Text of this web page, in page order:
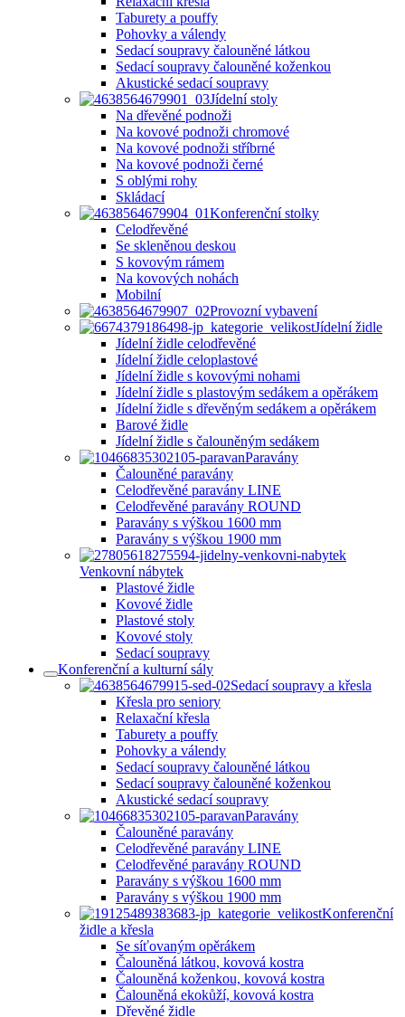
Taburety a pouffy
Pohovky a válendy
Sedací soupravy čalouněné látkou
Sedací soupravy čalouněné koženkou
Akustické sedací soupravy
Jídelní stoly
Na dřevěné podnoži
Na kovové podnoži chromové
Na kovové podnoži stříbrné
Na kovové podnoži černé
S oblými rohy
Skládací
Konferenční stolky
Celodřevěné
Se skleněnou deskou
S kovovým rámem
Na kovových nohách
Mobilní
Provozní vybavení
Jídelní židle
Jídelní židle celodřevěné
Jídelní židle celoplastové
Jídelní židle s kovovými nohami
Jídelní židle s plastovým sedákem a opěrákem
Jídelní židle s dřevěným sedákem a opěrákem
Barové židle
Jídelní židle s čalouněným sedákem
Paravány
Čalouněné paravány
Celodřevěné paravány LINE
Celodřevěné paravány ROUND
Paravány s výškou 1600 mm
Paravány s výškou 1900 mm
Venkovní nábytek
Plastové židle
Kovové židle
Plastové stoly
Kovové stoly
Sedací soupravy
Konferenční a kulturní sály
Sedací soupravy a křesla
Křesla pro seniory
Relaxační křesla
Taburety a pouffy
Pohovky a válendy
Sedací soupravy čalouněné látkou
Sedací soupravy čalouněné koženkou
Akustické sedací soupravy
Paravány
Čalouněné paravány
Celodřevěné paravány LINE
Celodřevěné paravány ROUND
Paravány s výškou 1600 mm
Paravány s výškou 1900 mm
Konferenční
židle a křesla
Se síťovaným opěrákem
Čalouněná látkou, kovová kostra
Čalouněná koženkou, kovová kostra
Čalouněná ekokůží, kovová kostra
Dřevěné židle